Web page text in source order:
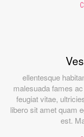
ellentesque
malesuada fames
feugiat vitae,
libero sit amet quam
est.